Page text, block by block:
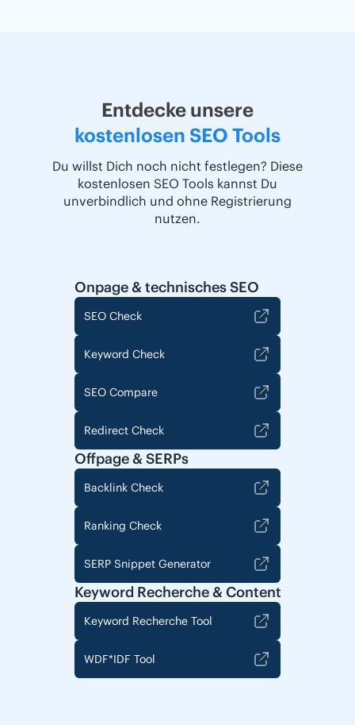
Entdecke unsere
kostenlosen SEO Tools
Du willst Dich noch nicht festlegen? Diese
kostenlosen SEO Tools kannst Du
unverbindlich und ohne Registrierung
nutzen.
Onpage & technisches SEO
SEO Check
Keyword Check
SEO Compare
Redirect Check
Offpage & SERPs
Backlink Check
Ranking Check
SERP Snippet Generator
Keyword Recherche & Content
Keyword Recherche Tool
WDF*IDF Tool